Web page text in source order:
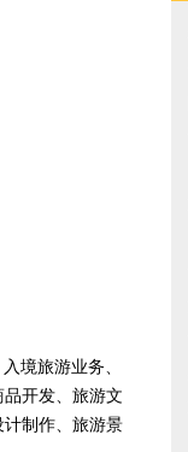
境旅游业务、
开发、旅游文
制作、旅游景